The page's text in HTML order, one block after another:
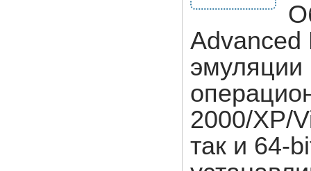
Advanced
эмуляции
2000/XP/
так и 64-